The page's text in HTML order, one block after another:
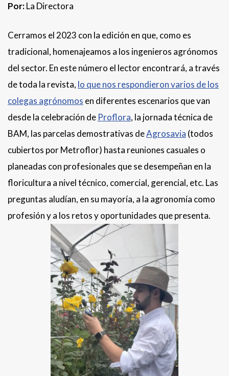
Por:La Directora
Cerramos el 2023 con la edición en que, como es
tradicional, homenajeamos a los ingenieros agrónomos
del sector. En este número el lector encontrará, a través
de toda la revista, lo que nos respondieron varios de los
colegas agrónomos en diferentes escenarios que van
desde la celebración de Proflora, la jornada técnica de
BAM, las parcelas demostrativas deAgrosavia (todos
cubiertos por Metroflor) hasta reuniones casuales o
planeadas con profesionales que se desempeñan en la
floricultura a nivel técnico, comercial, gerencial, etc. Las
preguntas aludían, en su mayoría, a la agronomía como
profesión y a los retos y oportunidades que presenta.